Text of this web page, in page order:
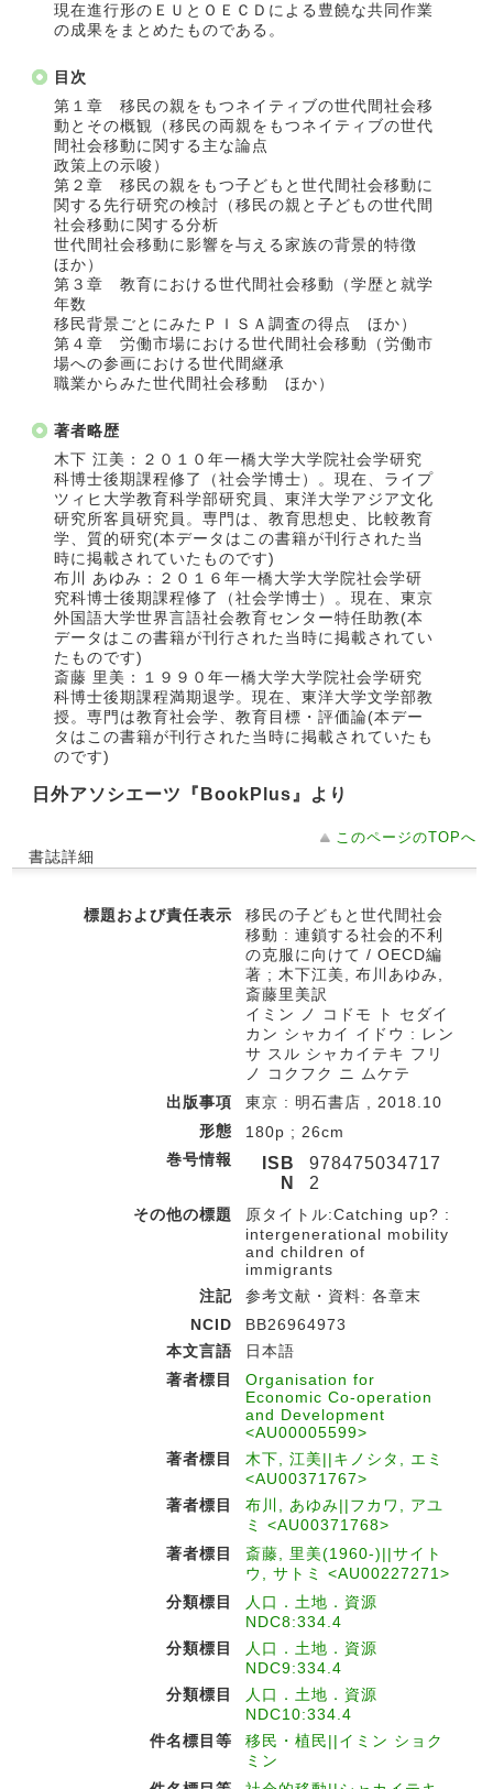
現在進行形のＥＵとＯＥＣＤによる豊饒な共同作業
の成果をまとめたものである。
目次
第１章 移民の親をもつネイティブの世代間社会移
動とその概観（移民の両親をもつネイティブの世代
間社会移動に関する主な論点
政策上の示唆）
第２章 移民の親をもつ子どもと世代間社会移動に
関する先行研究の検討（移民の親と子どもの世代間
社会移動に関する分析
世代間社会移動に影響を与える家族の背景的特徴
ほか）
第３章 教育における世代間社会移動（学歴と就学
年数
移民背景ごとにみたＰＩＳＡ調査の得点 ほか）
第４章 労働市場における世代間社会移動（労働市
場への参画における世代間継承
職業からみた世代間社会移動 ほか）
著者略歴
木下 江美：２０１０年一橋大学大学院社会学研究
科博士後期課程修了（社会学博士）。現在、ライプ
ツィヒ大学教育科学部研究員、東洋大学アジア文化
研究所客員研究員。専門は、教育思想史、比較教育
学、質的研究(本データはこの書籍が刊行された当
時に掲載されていたものです)
布川 あゆみ：２０１６年一橋大学大学院社会学研
究科博士後期課程修了（社会学博士）。現在、東京
外国語大学世界言語社会教育センター特任助教(本
データはこの書籍が刊行された当時に掲載されてい
たものです)
斎藤 里美：１９９０年一橋大学大学院社会学研究
科博士後期課程満期退学。現在、東洋大学文学部教
授。専門は教育社会学、教育目標・評価論(本デー
タはこの書籍が刊行された当時に掲載されていたも
のです)
日外アソシエーツ『BookPlus』より
このページのTOPへ
書誌詳細
標題および責任表示
移民の子どもと世代間社会
移動 : 連鎖する社会的不利
の克服に向けて / OECD編
著 ; 木下江美, 布川あゆみ,
斎藤里美訳
イミン ノ コドモ ト セダイ
カン シャカイ イドウ : レン
サ スル シャカイテキ フリ
ノ コクフク ニ ムケテ
出版事項
東京 : 明石書店 , 2018.10
形態
180p ; 26cm
巻号情報
ISB
N
978475034717
2
その他の標題
原タイトル:Catching up? :
intergenerational mobility
and children of
immigrants
注記
参考文献・資料: 各章末
NCID
BB26964973
本文言語
日本語
著者標目
Organisation for
Economic Co-operation
and Development
<AU00005599>
著者標目
木下, 江美||キノシタ, エミ
<AU00371767>
著者標目
布川, あゆみ||フカワ, アユ
ミ <AU00371768>
著者標目
斎藤, 里美(1960-)||サイト
ウ, サトミ <AU00227271>
分類標目
人口．土地．資源
NDC8:334.4
分類標目
人口．土地．資源
NDC9:334.4
分類標目
人口．土地．資源
NDC10:334.4
件名標目等
移民・植民||イミン ショク
ミン